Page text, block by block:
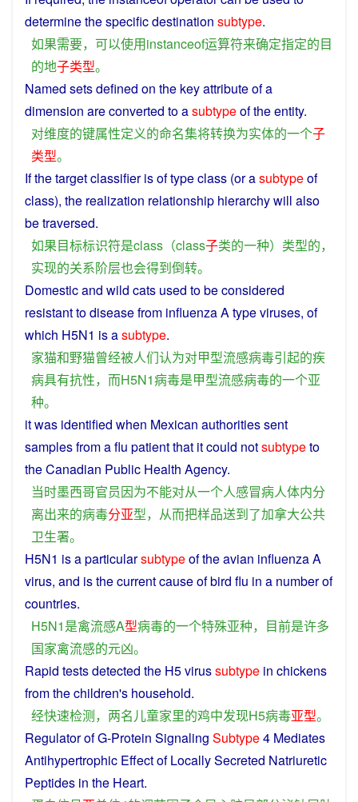
determinethespecificdestination subtype.
如果需要， 可以使用instanceof运算符来确定指定的目
的地子类型。
Named setsdefined on the keyattributeofa
dimension areconverted toasubtypeof theentity.
对维度的键属性定义的命名集将转换为实体的一个子
类型。
Ifthetargetclassifierisoftypeclass (orasubtypeof
class), the realization relationship hierarchywill also
be traversed.
如果目标标识符是class （class子类的一种） 类型的，
实现的关系阶层也会得到倒转。
Domesticand wild cats used tobeconsidered
resistanttodiseasefrom influenzaAtypeviruses, of
which H5N1 is asubtype.
家猫和野猫曾经被人们认为对甲型流感病毒引起的疾
病具有抗性， 而H5N1病毒是甲型流感病毒的一个亚
种。
it was identified when Mexican authoritiessent
samplesfromaflu patientthat it could notsubtypeto
theCanadian Public Health Agency.
当时墨西哥官员因为不能对从一个人感冒病人体内分
离出来的病毒分亚型， 从而把样品送到了加拿大公共
卫生署。
H5N1 isaparticularsubtypeofthe avian influenzaA
virus, and isthecurrentcause of bird flu in a numberof
countries.
H5N1是禽流感A型病毒的一个特殊亚种， 目前是许多
国家禽流感的元凶。
Rapid testsdetected the H5virussubtype in chickens
from the children's household.
经快速检测， 两名儿童家里的鸡中发现H5病毒亚型。
Regulatorof G-Protein Signaling Subtype4 Mediates
Antihypertrophic EffectofLocallySecreted Natriuretic
Peptides in the Heart.